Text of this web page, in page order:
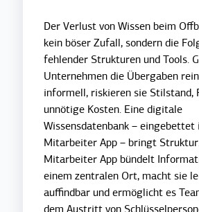
Der Verlust von Wissen beim
kein böser Zufall, sondern die
fehlender Strukturen und Tools.
Unternehmen die Übergaben
informell, riskieren sie Stilstand,
unnötige Kosten. Eine digitale
Wissensdatenbank – eingebettet
Mitarbeiter App – bringt
Mitarbeiter App bündelt
einem zentralen Ort, macht sie
auffindbar und ermöglicht es
dem Austritt von